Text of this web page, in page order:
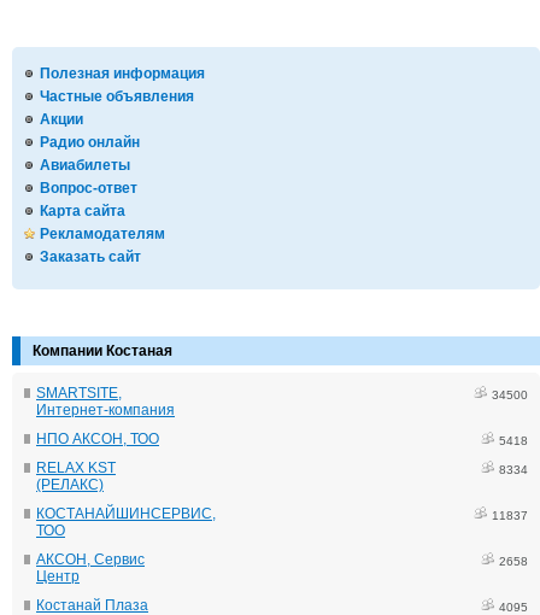
Полезная информация
Частные объявления
Акции
Радио онлайн
Авиабилеты
Вопрос-ответ
Карта сайта
Рекламодателям
Заказать сайт
Компании Костаная
SMARTSITE,
Интернет-компания
34500
НПО АКСОН, ТОО 5418
RELAX KST
(РЕЛАКС)
8334
КОСТАНАЙШИНСЕРВИС,
ТОО
11837
АКСОН, Сервис
Центр
2658
Костанай Плаза 4095